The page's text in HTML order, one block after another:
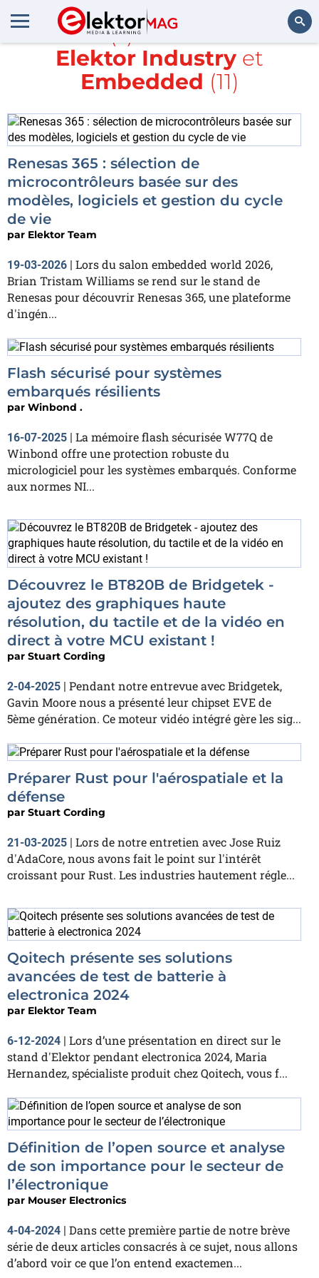
Article(s) avec la balise
Elektor Industry et
Embedded (11)
Renesas 365 : sélection de
microcontrôleurs basée sur des
modèles, logiciels et gestion du cycle
de vie
par Elektor Team
19-03-2026 | Lors du salon embedded world 2026,
Brian Tristam Williams se rend sur le stand de
Renesas pour découvrir Renesas 365, une plateforme
d'ingén...
Flash sécurisé pour systèmes
embarqués résilients
par Winbond .
16-07-2025 | La mémoire flash sécurisée W77Q de
Winbond offre une protection robuste du
micrologiciel pour les systèmes embarqués. Conforme
aux normes NI...
Découvrez le BT820B de Bridgetek -
ajoutez des graphiques haute
résolution, du tactile et de la vidéo en
direct à votre MCU existant !
par Stuart Cording
2-04-2025 | Pendant notre entrevue avec Bridgetek,
Gavin Moore nous a présenté leur chipset EVE de
5ème génération. Ce moteur vidéo intégré gère les sig...
Préparer Rust pour l'aérospatiale et la
défense
par Stuart Cording
21-03-2025 | Lors de notre entretien avec Jose Ruiz
d'AdaCore, nous avons fait le point sur l'intérêt
croissant pour Rust. Les industries hautement régle...
Qoitech présente ses solutions
avancées de test de batterie à
electronica 2024
par Elektor Team
6-12-2024 | Lors d’une présentation en direct sur le
stand d'Elektor pendant electronica 2024, Maria
Hernandez, spécialiste produit chez Qoitech, vous f...
Définition de l’open source et analyse
de son importance pour le secteur de
l’électronique
par Mouser Electronics
4-04-2024 | Dans cette première partie de notre brève
série de deux articles consacrés à ce sujet, nous allons
d’abord voir ce que l’on entend exactemen...